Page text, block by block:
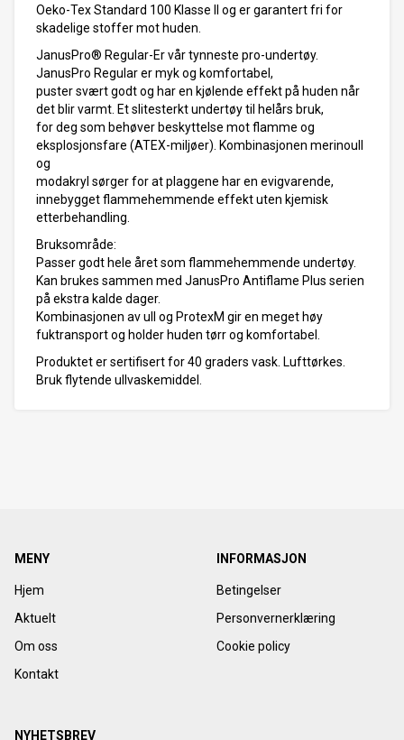
Oeko-Tex Standard 100 Klasse II og er garantert fri for
skadelige stoffer mot huden.
JanusPro® Regular-Er vår tynneste pro-undertøy.
JanusPro Regular er myk og komfortabel,
puster svært godt og har en kjølende effekt på huden når
det blir varmt. Et slitesterkt undertøy til helårs bruk,
for deg som behøver beskyttelse mot flamme og
eksplosjonsfare (ATEX-miljøer). Kombinasjonen merinoull
og
modakryl sørger for at plaggene har en evigvarende,
innebygget flammehemmende effekt uten kjemisk
etterbehandling.
Bruksområde:
Passer godt hele året som flammehemmende undertøy.
Kan brukes sammen med JanusPro Antiflame Plus serien
på ekstra kalde dager.
Kombinasjonen av ull og ProtexM gir en meget høy
fuktransport og holder huden tørr og komfortabel.
Produktet er sertifisert for 40 graders vask. Lufttørkes.
Bruk flytende ullvaskemiddel.
MENY
Hjem
Aktuelt
Om oss
Kontakt
INFORMASJON
Betingelser
Personvernerklæring
Cookie policy
NYHETSBREV